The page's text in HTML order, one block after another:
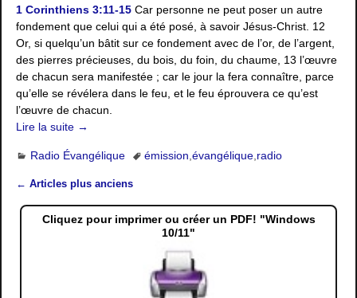
1 Corinthiens 3:11-15 Car personne ne peut poser un autre
fondement que celui qui a été posé, à savoir Jésus-Christ. 12
Or, si quelqu’un bâtit sur ce fondement avec de l’or, de l’argent,
des pierres précieuses, du bois, du foin, du chaume, 13 l’œuvre
de chacun sera manifestée ; car le jour la fera connaître, parce
qu’elle se révélera dans le feu, et le feu éprouvera ce qu’est
l’œuvre de chacun.
Lire la suite →
Radio Évangélique émission évangélique, radio
← Articles plus anciens
Cliquez pour imprimer ou créer un PDF! "Windows
10/11"